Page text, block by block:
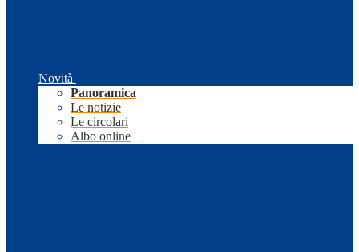
Novità
Panoramica
Le notizie
Le circolari
Albo online